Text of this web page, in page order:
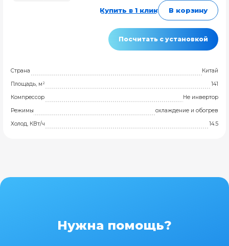
Купить в 1 клик В корзину
Посчитать с установкой
Страна
Китай
Площадь, м²
141
Компрессор
Не инвертор
Режимы
охлаждение и обогрев
Холод, КВт/ч
14.5
Нужна помощь?